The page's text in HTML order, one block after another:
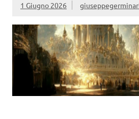
1 Giugno 2026